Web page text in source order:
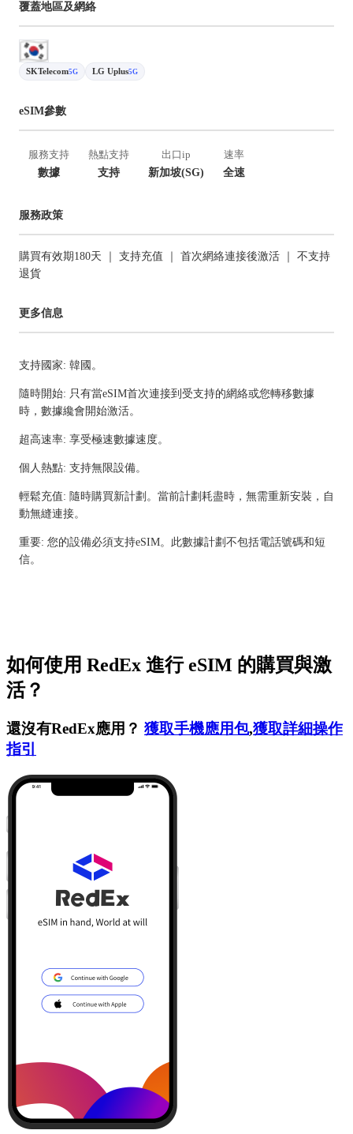
覆蓋地區及網絡
SKTelecom5G LG Uplus5G
eSIM參數
服務支持
數據
熱點支持
支持
出口ip
新加坡(SG)
速率
全速
服務政策
購買有效期180天 ｜ 支持充值 ｜ 首次網絡連接後激活 ｜ 不支持
退貨
更多信息
支持國家: 韓國。
隨時開始: 只有當eSIM首次連接到受支持的網絡或您轉移數據
時，數據纔會開始激活。
超高速率: 享受極速數據速度。
個人熱點: 支持無限設備。
輕鬆充值: 隨時購買新計劃。當前計劃耗盡時，無需重新安裝，自
動無縫連接。
重要: 您的設備必須支持eSIM。此數據計劃不包括電話號碼和短
信。
如何使用 RedEx 進行 eSIM 的購買與激
活？
還沒有RedEx應用？ 獲取手機應用包,獲取詳細操作
指引